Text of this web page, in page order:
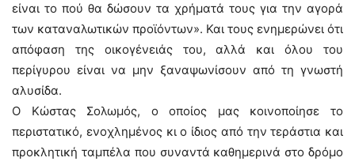
είναι το πού θα δώσουν τα χρήματά τους για την αγορά
των καταναλωτικών προϊόντων». Και τους ενημερώνει ότι
απόφαση της οικογένειάς του, αλλά και όλου του
περίγυρου είναι να μην ξαναψωνίσουν από τη γνωστή
αλυσίδα.
Ο Κώστας Σολωμός, ο οποίος μας κοινοποίησε το
περιστατικό, ενοχλημένος κι ο ίδιος από την τεράστια και
προκλητική ταμπέλα που συναντά καθημερινά στο δρόμο